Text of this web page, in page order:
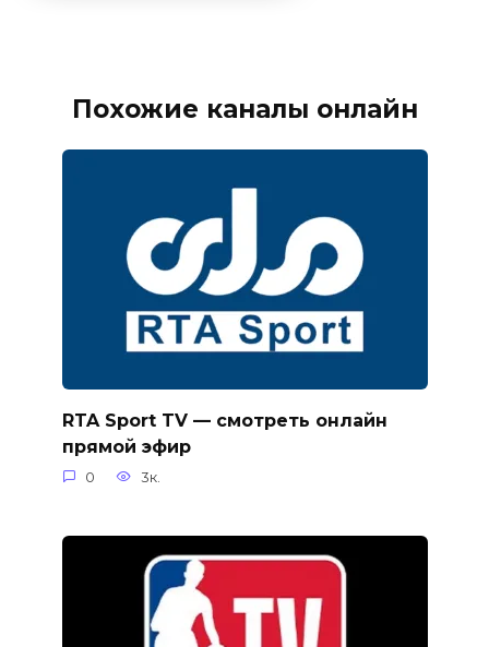
Похожие каналы онлайн
RTA Sport TV — смотреть онлайн
прямой эфир
0 3к.